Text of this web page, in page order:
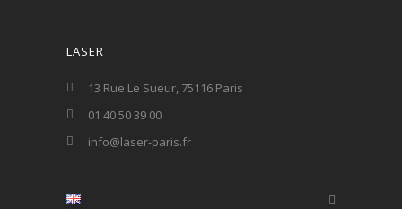
LASER
13 Rue Le Sueur, 75116 Paris
01 40 50 39 00
info@laser-paris.fr